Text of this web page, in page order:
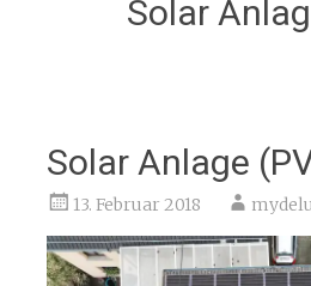
Solar
Solar Anlage
13. Februar 2018